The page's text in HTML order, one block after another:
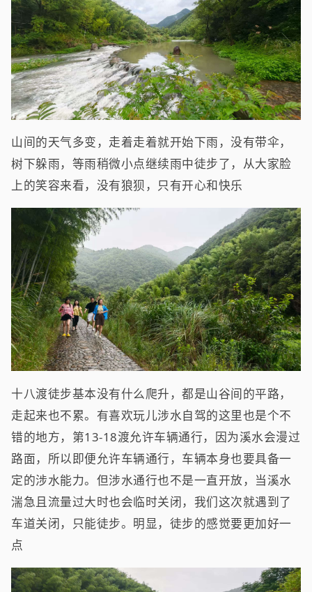
山间的天气多变，走着走着就开始下雨，没有带伞，
树下躲雨，等雨稍微小点继续雨中徒步了，从大家脸
上的笑容来看，没有狼狈，只有开心和快乐
十八渡徒步基本没有什么爬升，都是山谷间的平路，
走起来也不累。有喜欢玩儿涉水自驾的这里也是个不
错的地方，第13-18渡允许车辆通行，因为溪水会漫过
路面，所以即便允许车辆通行，车辆本身也要具备一
定的涉水能力。但涉水通行也不是一直开放，当溪水
湍急且流量过大时也会临时关闭，我们这次就遇到了
车道关闭，只能徒步。明显，徒步的感觉要更加好一
点